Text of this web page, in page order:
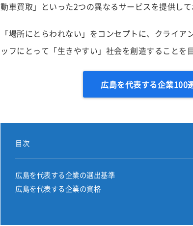
動車買取」といった2つの異なるサービスを提供し
「場所にとらわれない」をコンセプトに、クライ
ッフにとって「生きやすい」社会を創造することを
広島を代表する企業100
目次
広島を代表する企業の選出基準
広島を代表する企業の資格